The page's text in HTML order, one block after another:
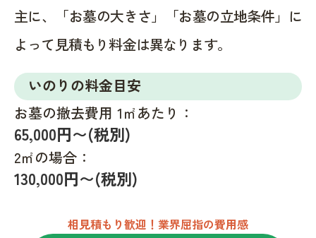
主に、「お墓の大きさ」「お墓の立地条件」に
よって見積もり料金は異なります。
いのりの料金目安
お墓の撤去費用 1㎡あたり：
65,000円〜(税別)
2㎡の場合：
130,000円〜(税別)
相見積もり歓迎！業界屈指の費用感